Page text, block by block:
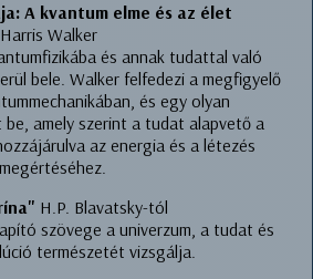
A kvantum elme és az élet
Walker
és annak tudattal való
bele. Walker felfedezi a megfigyelő
és egy olyan
amely szerint a tudat alapvető a
az energia és a létezés
H.P. Blavatsky-tól
szövege a univerzum, a tudat és
természetét vizsgálja.